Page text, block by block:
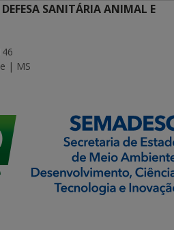
SANITÁRIA ANIMAL E
| MS